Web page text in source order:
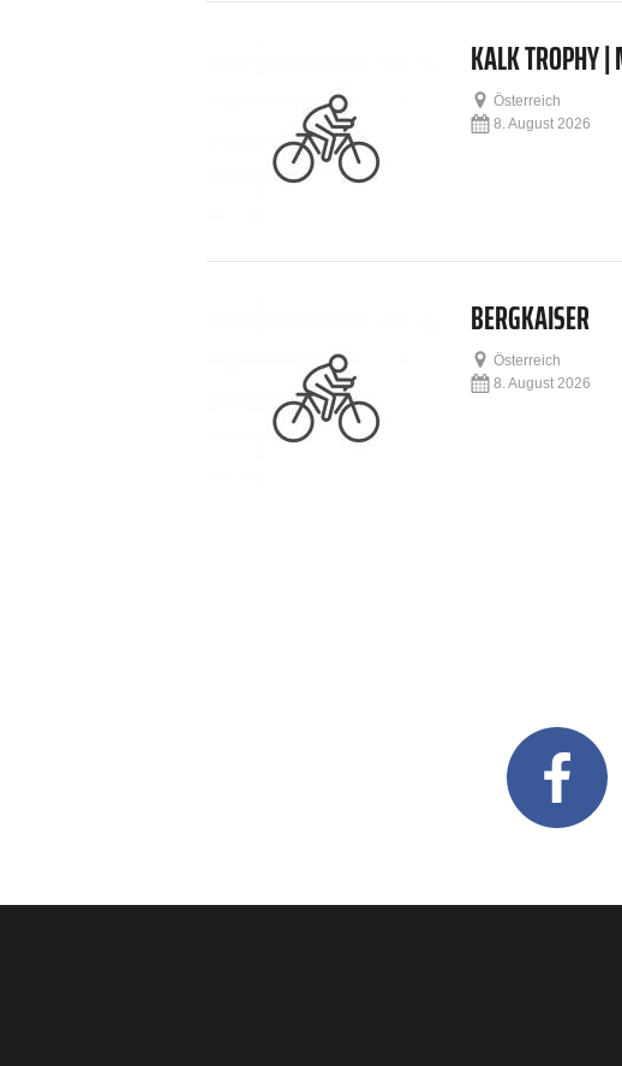
KALK TROPHY
Österreich
8. August 2026
BERGKAISER
Österreich
8. August 2026